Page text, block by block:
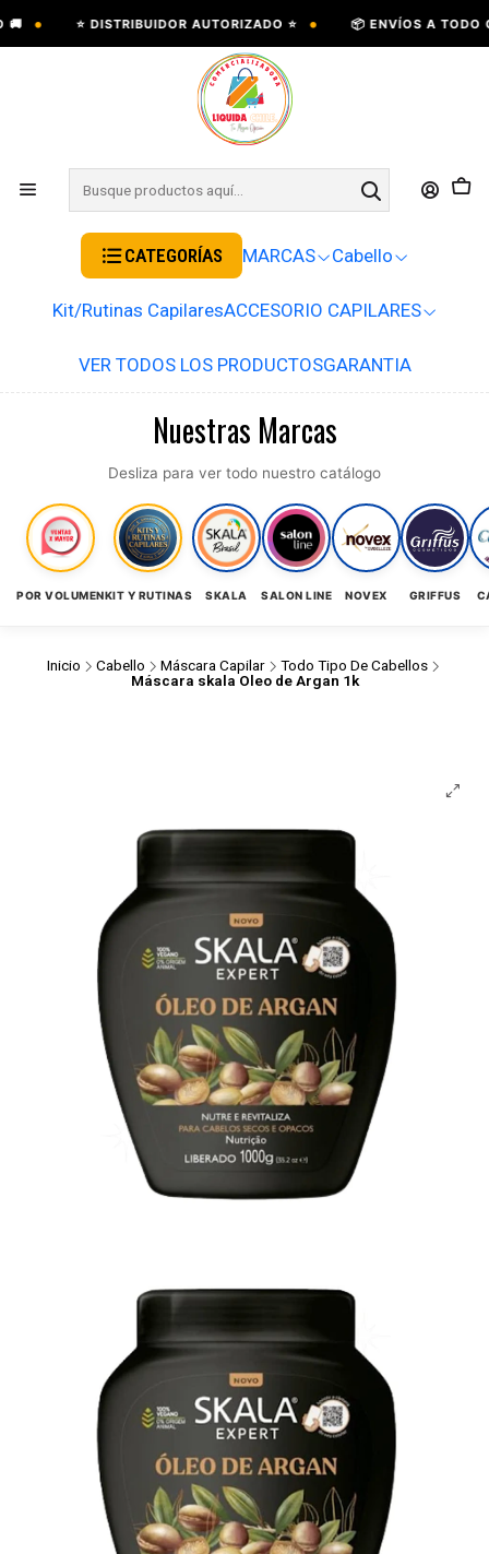
• ⭐ DISTRIBUIDOR AUTORIZADO ⭐ • 📦 ENVÍOS A TODO
CATEGORÍAS MARCAS Cabello
Kit/Rutinas CapilaresACCESORIO CAPILARES
VER TODOS LOS PRODUCTOSGARANTIA
Nuestras Marcas
Desliza para ver todo nuestro catálogo
POR VOLUMENKIT Y RUTINAS SKALA SALON LINE NOVEX GRIFFUS
Inicio Cabello Máscara Capilar
Todo Tipo De Cabellos
Máscara skala Oleo de Argan 1k